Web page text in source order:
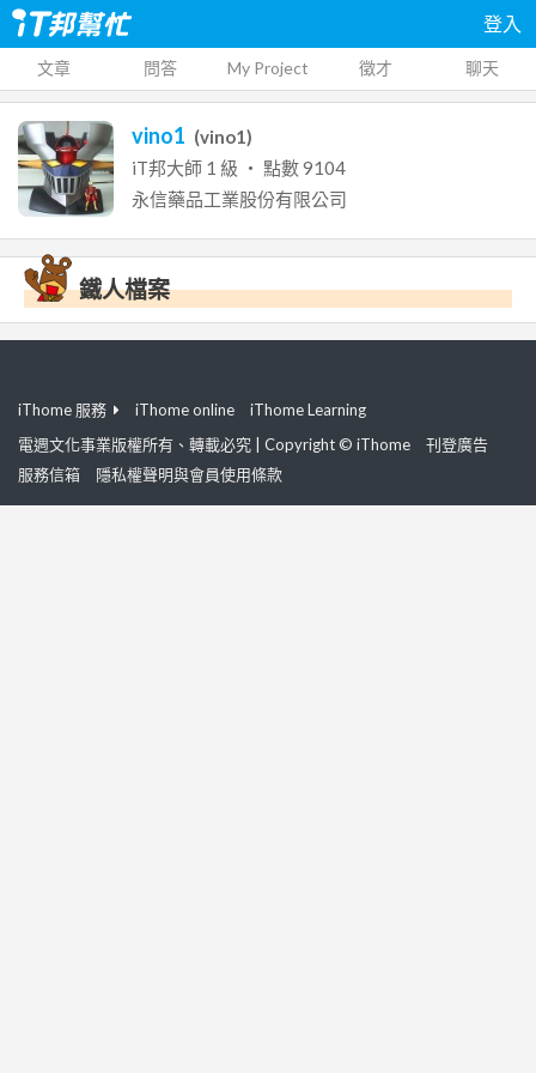
登入
文章 問答 My Project 徵才 聊天
vino1 (vino1)
iT邦大師 1 級 ‧ 點數9104
永信藥品工業股份有限公司
鐵人檔案
iThome 服務 iThome online
iThome Learning
電週文化事業版權所有、轉載必究 | Copyright © iThome
刊登廣告
服務信箱
隱私權聲明與會員使用條款